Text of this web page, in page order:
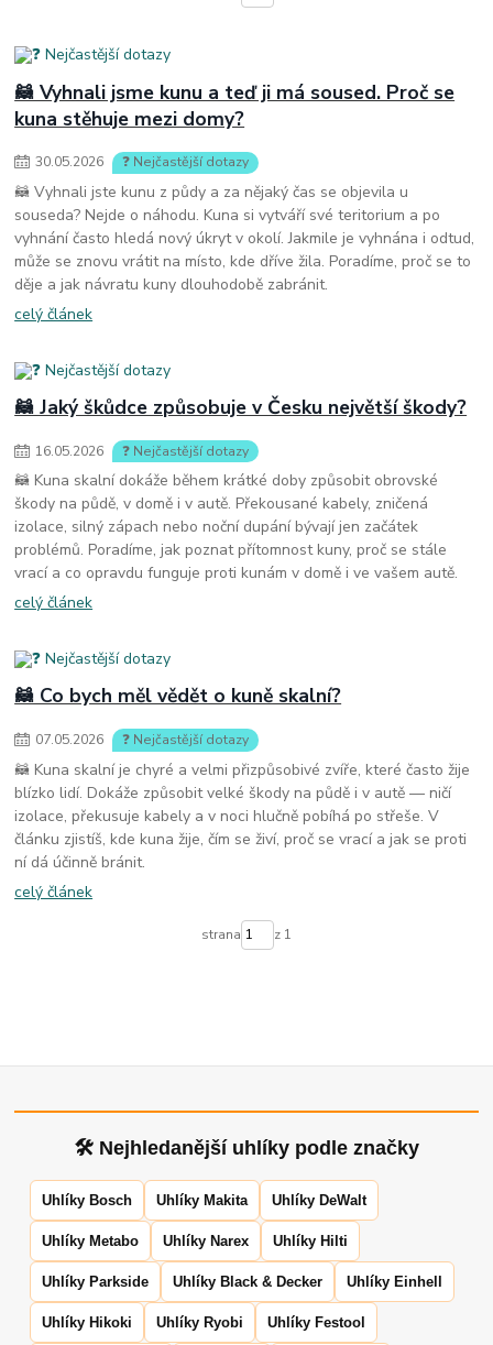
🦝 Vyhnali jsme kunu a teď ji má soused. Proč se
kuna stěhuje mezi domy?
30.05.2026 ❓ Nejčastější dotazy
🦝 Vyhnali jste kunu z půdy a za nějaký čas se objevila u
souseda? Nejde o náhodu. Kuna si vytváří své teritorium a po
vyhnání často hledá nový úkryt v okolí. Jakmile je vyhnána i odtud,
může se znovu vrátit na místo, kde dříve žila. Poradíme, proč se to
děje a jak návratu kuny dlouhodobě zabránit.
celý článek
🦝 Jaký škůdce způsobuje v Česku největší škody?
16.05.2026 ❓ Nejčastější dotazy
🦝 Kuna skalní dokáže během krátké doby způsobit obrovské
škody na půdě, v domě i v autě. Překousané kabely, zničená
izolace, silný zápach nebo noční dupání bývají jen začátek
problémů. Poradíme, jak poznat přítomnost kuny, proč se stále
vrací a co opravdu funguje proti kunám v domě i ve vašem autě.
celý článek
🦝 Co bych měl vědět o kuně skalní?
07.05.2026 ❓ Nejčastější dotazy
🦝 Kuna skalní je chyré a velmi přizpůsobivé zvíře, které často žije
blízko lidí. Dokáže způsobit velké škody na půdě i v autě — ničí
izolace, překusuje kabely a v noci hlučně pobíhá po střeše. V
článku zjistíš, kde kuna žije, čím se živí, proč se vrací a jak se proti
ní dá účinně bránit.
celý článek
strana z 1
🛠 Nejhledanější uhlíky podle značky
Uhlíky Bosch Uhlíky Makita Uhlíky DeWalt
Uhlíky Metabo Uhlíky Narex Uhlíky Hilti
Uhlíky Parkside Uhlíky Black & Decker Uhlíky Einhell
Uhlíky Hikoki Uhlíky Ryobi Uhlíky Festool